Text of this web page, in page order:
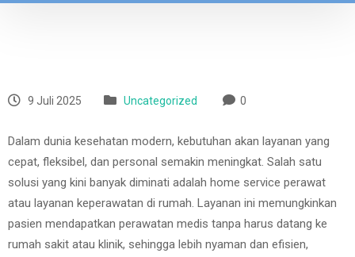
9 Juli 2025 Uncategorized 0
Dalam dunia kesehatan modern, kebutuhan akan layanan yang
cepat, fleksibel, dan personal semakin meningkat. Salah satu
solusi yang kini banyak diminati adalah home service perawat
atau layanan keperawatan di rumah. Layanan ini memungkinkan
pasien mendapatkan perawatan medis tanpa harus datang ke
rumah sakit atau klinik, sehingga lebih nyaman dan efisien,